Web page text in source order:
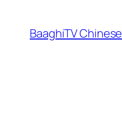
content
BaaghiTV Chinese